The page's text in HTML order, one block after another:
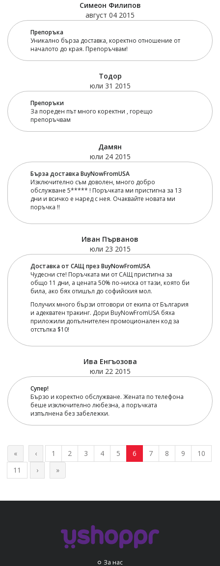
Симеон Филипов
август 04 2015
Препоръка
Уникално бърза доставка, коректно отношение от
началото до края. Препоръчвам!
Тодор
юли 31 2015
Препоръки
За пореден път много коректни , горещо
препоръчвам
Дамян
юли 24 2015
Бърза доставка BuyNowFromUSA
Изключително съм доволен, много добро
обслужване 5***** ! Поръчката ми пристигна за 13
дни и всичко е наред с нея. Очаквайте новата ми
поръчка !!
Иван Първанов
юли 23 2015
Доставка от САЩ през BuyNowFromUSA
Чудесни сте! Поръчката ми от САЩ пристигна за
общо 11 дни, а цената 50% по-ниска от тази, която би
била, ако бях отишъл до софийския мол.
Получих много бързи отговори от екипа от България
и адекватен тракинг. Дори BuyNowFromUSA бяха
приложили допълнителен промоционален код за
отстъпка $10!
Ива Енгъозова
юли 22 2015
Супер!
Бързо и коректно обслужване. Жената по телефона
беше изключително любезна, а поръчката
изпълнена без забележки.
« ‹ 1 2 3 4 5 6 7 8 9
10
11
› »
За нас